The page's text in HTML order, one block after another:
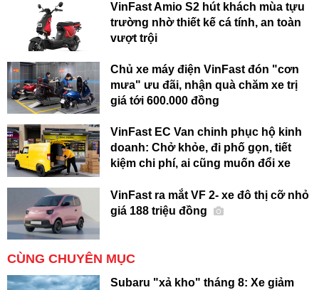
VinFast Amio S2 hút khách mùa tựu
trường nhờ thiết kế cá tính, an toàn
vượt trội
Chủ xe máy điện VinFast đón "cơn
mưa" ưu đãi, nhận quà chăm xe trị
giá tới 600.000 đồng
VinFast EC Van chinh phục hộ kinh
doanh: Chở khỏe, đi phố gọn, tiết
kiệm chi phí, ai cũng muốn đổi xe
VinFast ra mắt VF 2- xe đô thị cỡ nhỏ
giá 188 triệu đồng
CÙNG CHUYÊN MỤC
Subaru "xả kho" tháng 8: Xe giảm